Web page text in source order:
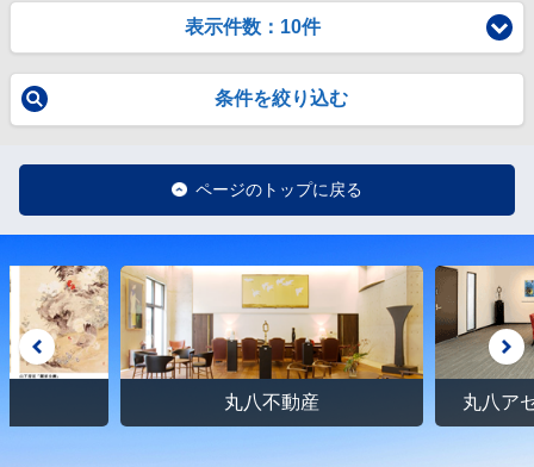
表示件数：10件
条件を絞り込む
ページのトップに戻る
丸八不動産 丸八ア